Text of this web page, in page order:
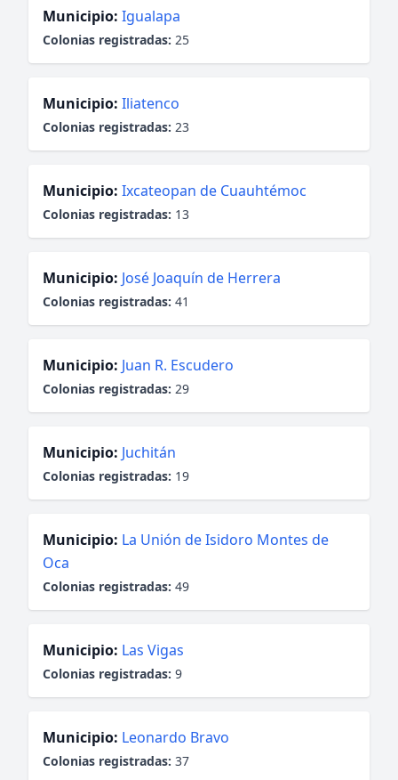
Municipio: Igualapa
Colonias registradas: 25
Municipio: Iliatenco
Colonias registradas: 23
Municipio: Ixcateopan de Cuauhtémoc
Colonias registradas: 13
Municipio: José Joaquín de Herrera
Colonias registradas: 41
Municipio: Juan R. Escudero
Colonias registradas: 29
Municipio: Juchitán
Colonias registradas: 19
Municipio: La Unión de Isidoro Montes de
Oca
Colonias registradas: 49
Municipio: Las Vigas
Colonias registradas: 9
Municipio: Leonardo Bravo
Colonias registradas: 37